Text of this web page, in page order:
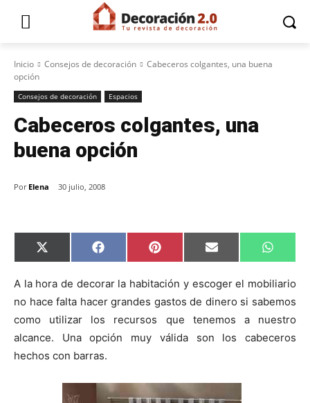
Inicio Consejos de decoración
Cabeceros colgantes, una buena
opción
Consejos de decoración Espacios
Cabeceros colgantes, una
buena opción
Por Elena 30 julio, 2008
C
o
p
r
r
e
n
X
(
w
t
t
e
r
)
C
o
p
r
i
r
e
n
F
a
e
o
k
C
o
p
r
r
e
P
i
t
r
t
C
o
p
a
r
i
E
m
i
l
C
o
p
r
i
r
e
W
h
t
A
p
p
A la hora de decorar la habitación y escoger el mobiliario
no hace falta hacer grandes gastos de dinero si sabemos
como utilizar los recursos que tenemos a nuestro
alcance. Una opción muy válida son los cabeceros
hechos con barras.